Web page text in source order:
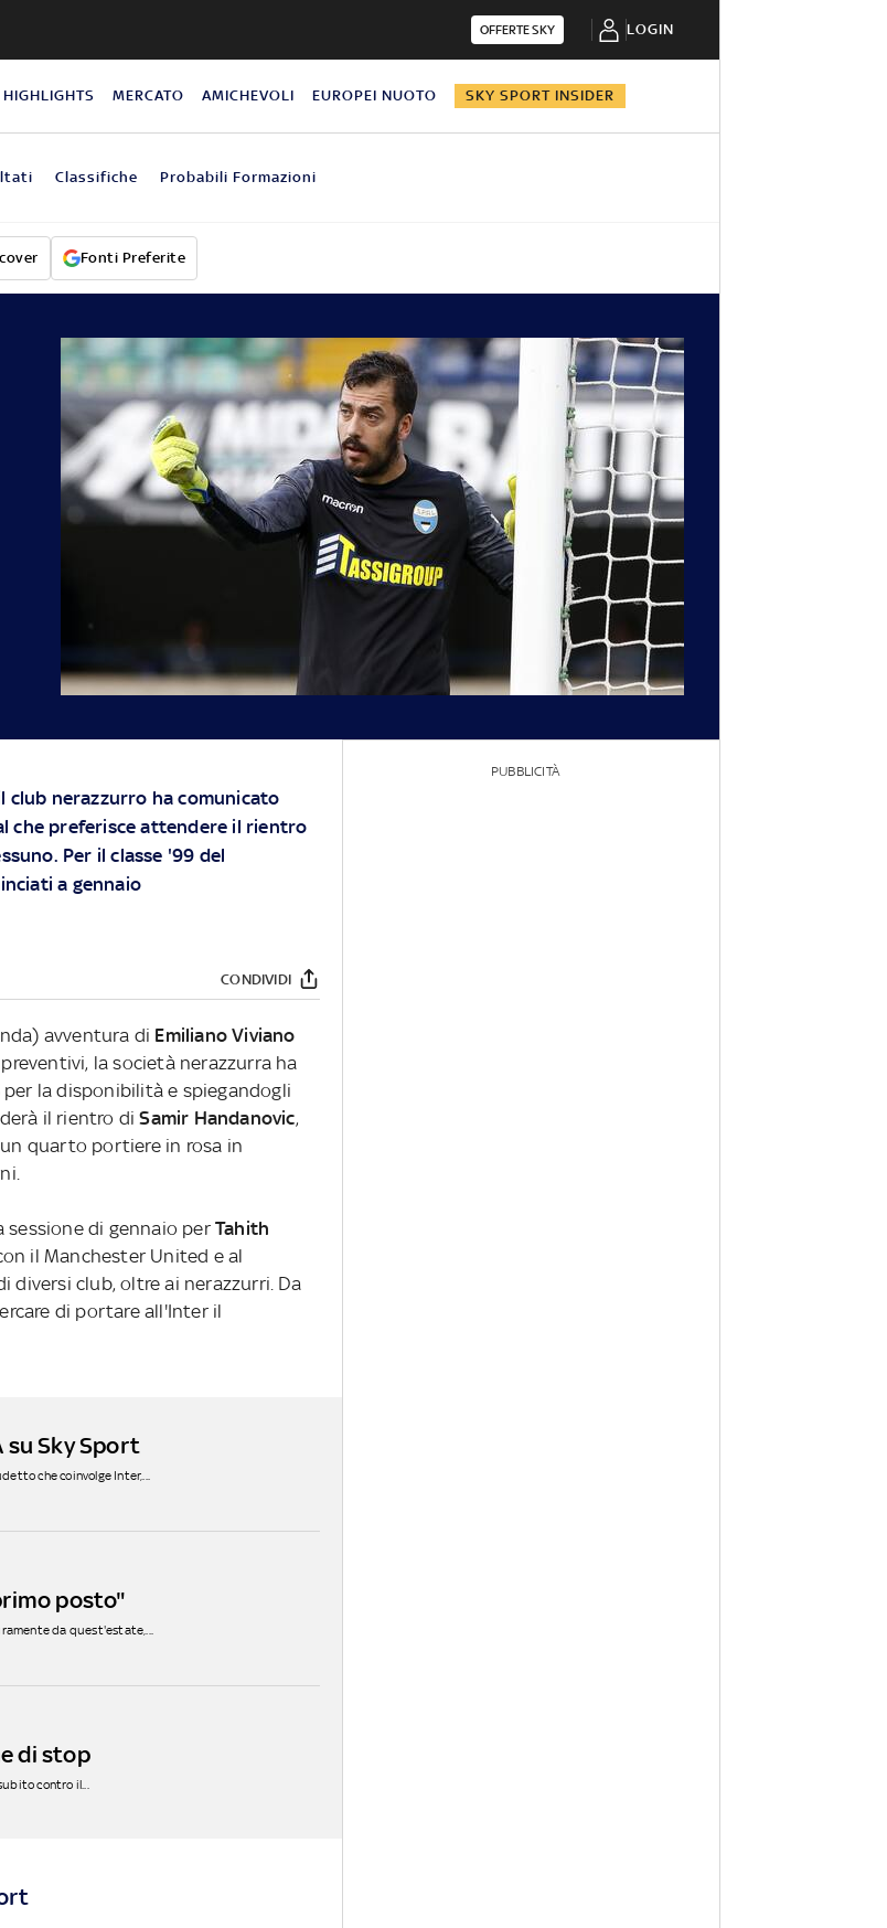
OFFERTE SKY LOGIN
HIGHLIGHTS MERCATO AMICHEVOLI EUROPEI NUOTO SKY SPORT INSIDER
Classifiche Probabili Formazioni
Fonti Preferite
club nerazzurro ha comunicato
che preferisce attendere il rientro
Per il classe '99 del
a gennaio
CONDIVIDI
avventura di Emiliano Viviano
la società nerazzurra ha
la disponibilità e spiegandogli
il rientro diSamir Handanovic,
quarto portiere in rosa in
di gennaio perTahith
il Manchester United e al
club, oltre ai nerazzurri. Da
di portare all'Inter il
su Sky Sport
che coinvolge Inter,...
posto"
da quest'estate,...
di stop
contro il...
PUBBLICITÀ